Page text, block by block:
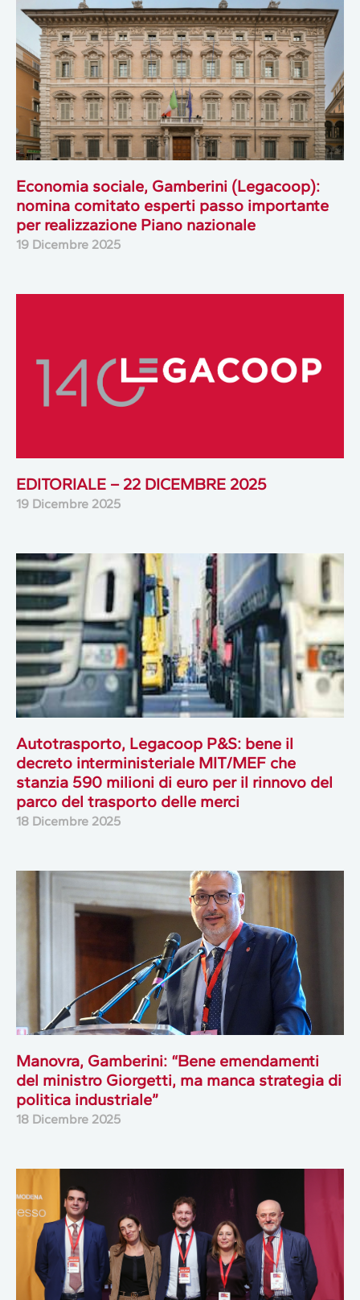
Economia sociale, Gamberini (Legacoop):
nomina comitato esperti passo importante
per realizzazione Piano nazionale
19 Dicembre 2025
EDITORIALE – 22 DICEMBRE 2025
19 Dicembre 2025
Autotrasporto, Legacoop P&S: bene il
decreto interministeriale MIT/MEF che
stanzia 590 milioni di euro per il rinnovo del
parco del trasporto delle merci
18 Dicembre 2025
Manovra, Gamberini: “Bene emendamenti
del ministro Giorgetti, ma manca strategia di
politica industriale”
18 Dicembre 2025